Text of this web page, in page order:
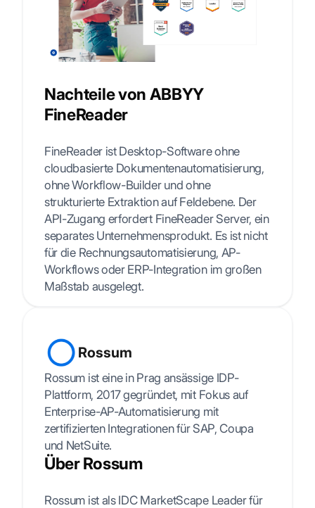
Nachteile von ABBYY
FineReader
FineReader ist Desktop-Software ohne
cloudbasierte Dokumentenautomatisierung,
ohne Workflow-Builder und ohne
strukturierte Extraktion auf Feldebene. Der
API-Zugang erfordert FineReader Server, ein
separates Unternehmensprodukt. Es ist nicht
für die Rechnungsautomatisierung, AP-
Workflows oder ERP-Integration im großen
Maßstab ausgelegt.
Rossum
Rossum ist eine in Prag ansässige IDP-
Plattform, 2017 gegründet, mit Fokus auf
Enterprise-AP-Automatisierung mit
zertifizierten Integrationen für SAP, Coupa
und NetSuite.
Über Rossum
Rossum ist als IDC MarketScape Leader für